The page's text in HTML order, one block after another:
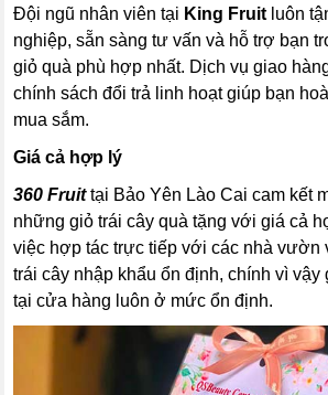
Đội ngũ nhân viên tại King Fruit luôn
nghiệp, sẵn sàng tư vấn và hỗ trợ bạn
giỏ quà phù hợp nhất. Dịch vụ giao
chính sách đổi trả linh hoạt giúp bạn
mua sắm.
Giá cả hợp lý
360 Fruittại Bảo Yên Lào Cai cam kết
những giỏ trái cây quà tặng với giá cả
việc hợp tác trực tiếp với các nhà vườn
trái cây nhập khẩu ổn định, chính vì vậy
tại cửa hàng luôn ở mức ổn định.